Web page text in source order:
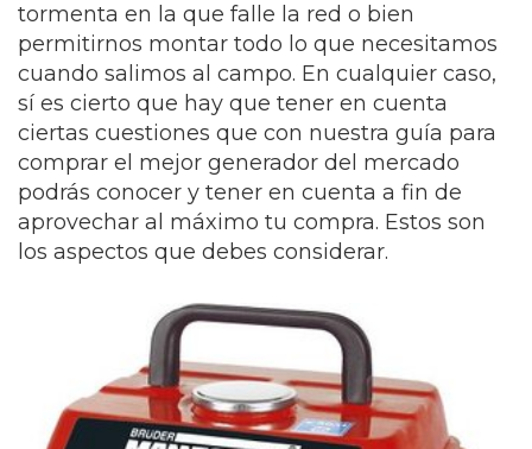
tormenta en la que falle la red o bien
permitirnos montar todo lo que necesitamos
cuando salimos al campo. En cualquier caso,
sí es cierto que hay que tener en cuenta
ciertas cuestiones que con nuestra guía para
comprar el mejor generador del mercado
podrás conocer y tener en cuenta a fin de
aprovechar al máximo tu compra. Estos son
los aspectos que debes considerar.